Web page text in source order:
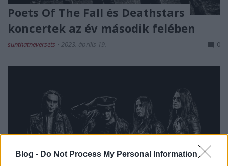
Blog - Do Not Process My Personal Information
Poets Of The Fall és Deathstars
koncertek az év második felében
sunthatneversets • 2023. április 19. 0